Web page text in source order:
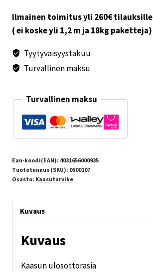
Ilmainen toimitus yli 260€ tilauksille
( ei koske yli 1,2 m ja 18kg paketteja)
Tyytyväisyystakuu
Turvallinen maksu
Turvallinen maksu
Ean-koodi(EAN): 4031656000935
Tuotetunnus (SKU): 0500107
Osasto: Kaasutarvike
Kuvaus
Kuvaus
Kaasun ulosottorasia